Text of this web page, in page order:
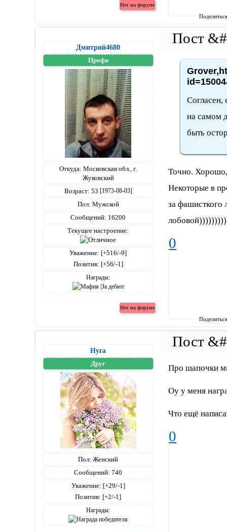
Дмитрий4680
Профи
Откуда: Московская обл., г.
Жуковский
Возраст: 53 [1973-08-03]
Пол: Мужской
Сообщений: 16200
Текущее настроение:
Уважение: [+516/-9]
Позитив: [+56/-1]
Награды:
Согласен,
на самом
быть
Точно. Хорошо,
Некоторые в
за фашисткого
0
Нуга
Друг
Пол: Женский
Сообщений: 740
Уважение: [+29/-1]
Позитив: [+2/-1]
Награды:
Про шапочки
Оу у меня
Что ещё
0